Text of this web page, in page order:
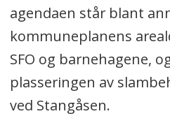
agendaen står blant
kommuneplanens
SFO og barnehagene,
plasseringen av
ved Stangåsen.